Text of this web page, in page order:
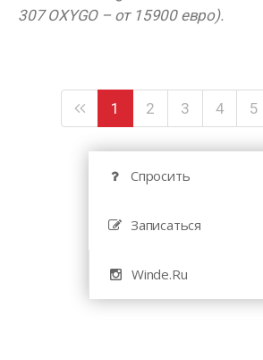
307 OXYGO – от 15900 евро).
1 2 3 4 5
Спросить
Записаться
Winde.Ru